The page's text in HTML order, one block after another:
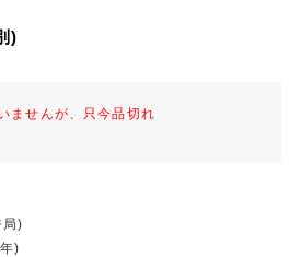
)
ませんが、只今品切れ
局)
)